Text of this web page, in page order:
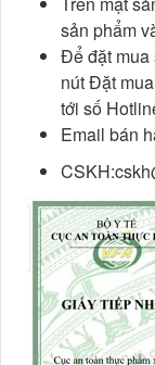
sản phẩm
Để đặt mua
nút Đặt
tới số
Email bán